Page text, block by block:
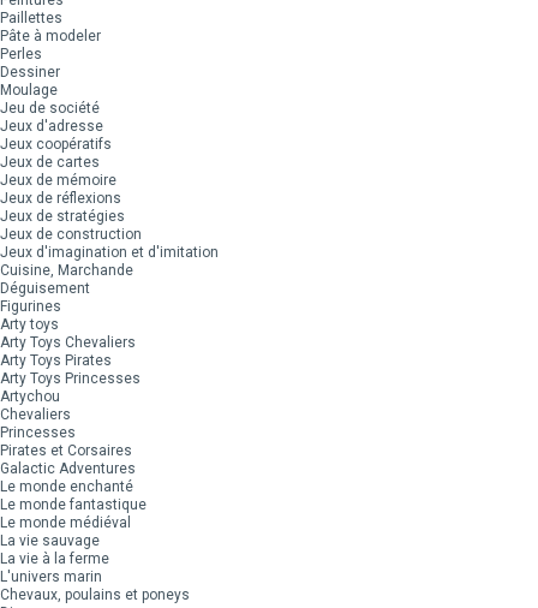
Paillettes
Pâte à modeler
Perles
Dessiner
Moulage
Jeu de société
Jeux d'adresse
Jeux coopératifs
Jeux de cartes
Jeux de mémoire
Jeux de réflexions
Jeux de stratégies
Jeux de construction
Jeux d'imagination et d'imitation
Cuisine, Marchande
Déguisement
Figurines
Arty toys
Arty Toys Chevaliers
Arty Toys Pirates
Arty Toys Princesses
Artychou
Chevaliers
Princesses
Pirates et Corsaires
Galactic Adventures
Le monde enchanté
Le monde fantastique
Le monde médiéval
La vie sauvage
La vie à la ferme
L'univers marin
Chevaux, poulains et poneys